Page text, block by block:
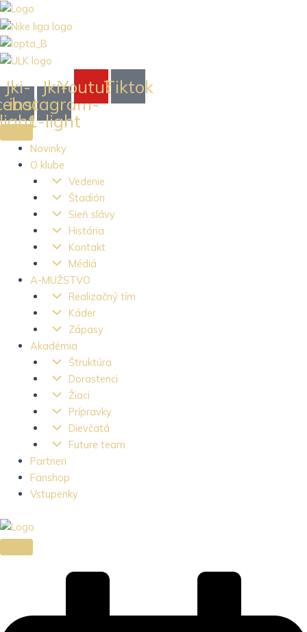
Preskočiť
na
obsah
Jki-
light
Jki-
instagram-
1-light
YoutubeTiktok
Novinky
O klube
Vedenie
Štadión
Sieň slávy
História
Kontakt
Médiá
A-MUŽSTVO
Realizačný tím
Káder
Zápasy
Akadémia
Štruktúra
Dorastenci
Žiaci
Prípravky
Dievčatá
Future team
Partneri
Fanshop
Vstupenky